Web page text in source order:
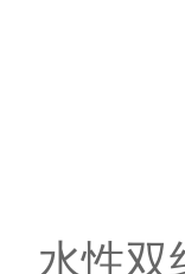
水性双